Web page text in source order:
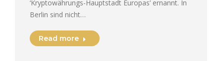
‘Kryptowährungs-Hauptstadt Europas’ ernannt. In
Berlin sind nicht…
Read more